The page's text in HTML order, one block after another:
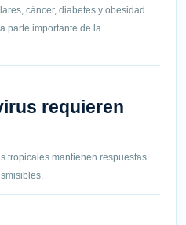
cáncer, diabetes y obesidad
parte importante de la
requieren
tropicales mantienen respuestas